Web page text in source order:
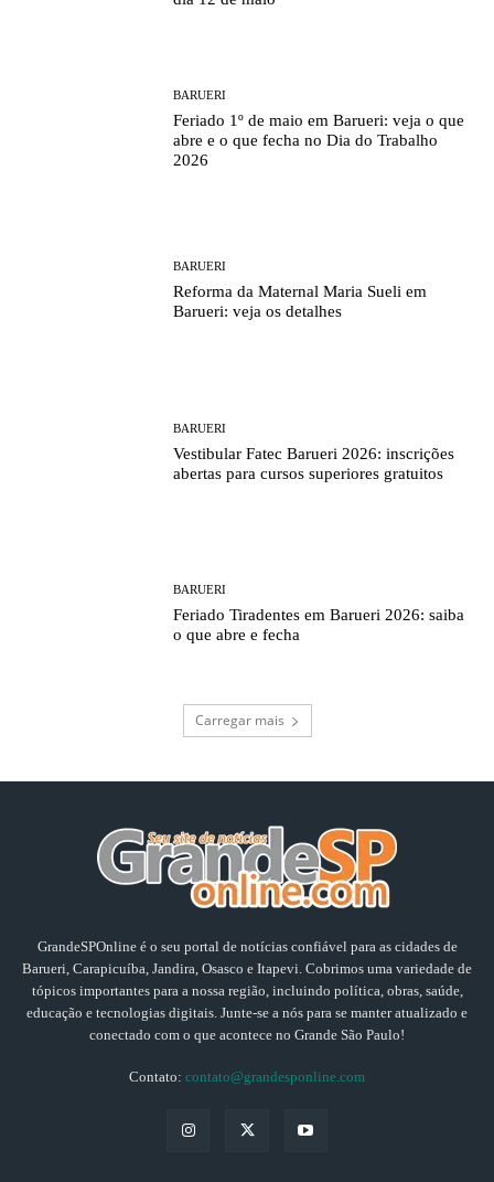
BARUERI
Feriado 1º de maio em Barueri: veja o que
abre e o que fecha no Dia do Trabalho
2026
BARUERI
Reforma da Maternal Maria Sueli em
Barueri: veja os detalhes
BARUERI
Vestibular Fatec Barueri 2026: inscrições
abertas para cursos superiores gratuitos
BARUERI
Feriado Tiradentes em Barueri 2026: saiba
o que abre e fecha
Carregar mais
GrandeSPOnline é o seu portal de notícias confiável para as cidades de
Barueri, Carapicuíba, Jandira, Osasco e Itapevi. Cobrimos uma variedade de
tópicos importantes para a nossa região, incluindo política, obras, saúde,
educação e tecnologias digitais. Junte-se a nós para se manter atualizado e
conectado com o que acontece no Grande São Paulo!
Contato: contato@grandesponline.com